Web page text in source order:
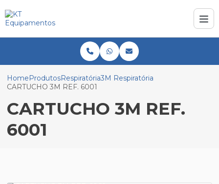
HomeProdutosRespiratória3M Respiratória
CARTUCHO 3M REF. 6001
CARTUCHO 3M REF.
6001